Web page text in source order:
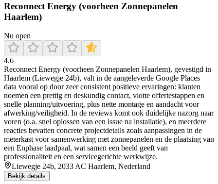
Reconnect Energy (voorheen Zonnepanelen
Haarlem)
Nu open
4.6
Reconnect Energy (voorheen Zonnepanelen Haarlem), gevestigd in
Haarlem (Liewegje 24b), valt in de aangeleverde Google Places
data vooral op door zeer consistent positieve ervaringen: klanten
noemen een prettig en deskundig contact, vlotte offertestappen en
snelle planning/uitvoering, plus nette montage en aandacht voor
afwerking/veiligheid. In de reviews komt ook duidelijke nazorg naar
voren (o.a. snel oplossen van een issue na installatie), en meerdere
reacties bevatten concrete projectdetails zoals aanpassingen in de
meterkast voor samenwerking met zonnepanelen en de plaatsing van
een Enphase laadpaal, wat samen een beeld geeft van
professionaliteit en een servicegerichte werkwijze.
Liewegje 24b, 2033 AC Haarlem, Nederland
Bekijk details